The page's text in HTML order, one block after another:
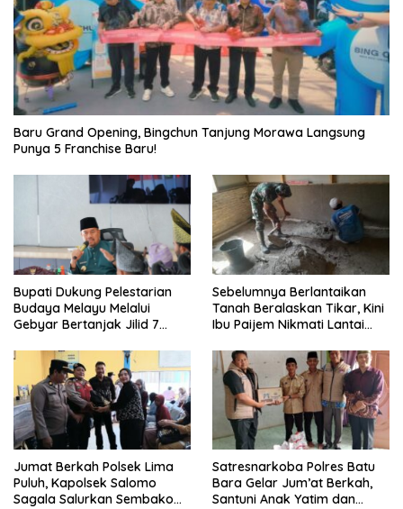
‎Baru Grand Opening, Bingchun Tanjung Morawa Langsung
Punya 5 Franchise Baru!
Bupati Dukung Pelestarian
Budaya Melayu Melalui
Gebyar Bertanjak Jilid 7
Sebelumnya Berlantaikan
Tanah Beralaskan Tikar, Kini
Ibu Paijem Nikmati Lantai
Satgas TMMD Ke-129 Kodim
0208/Asahan
Jumat Berkah Polsek Lima
Puluh, Kapolsek Salomo
Sagala Salurkan Sembako
Satresnarkoba Polres Batu
Bara Gelar Jum’at Berkah,
Santuni Anak Yatim dan